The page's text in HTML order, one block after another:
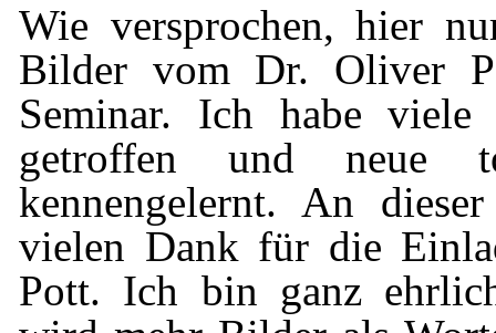
Wie versprochen, hier
Bilder vom Dr. Oliver
Seminar. Ich habe viele
getroffen und neue
kennengelernt. An
vielen Dank für die
Pott. Ich bin ganz